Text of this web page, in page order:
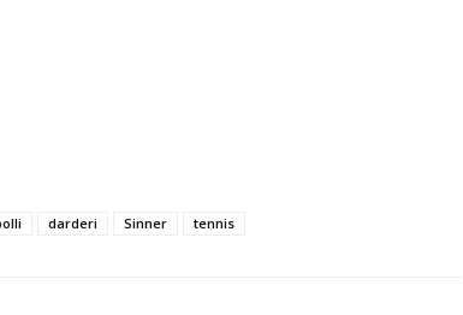
darderi Sinner tennis